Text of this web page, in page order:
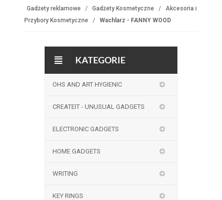
Gadżety reklamowe Gadżety Kosmetyczne
Akcesoria i
Przybory Kosmetyczne
Wachlarz - FANNY WOOD
KATEGORIE
OHS AND ART HYGIENIC
CREATEIT - UNUSUAL GADGETS
ELECTRONIC GADGETS
HOME GADGETS
WRITING
KEY RINGS